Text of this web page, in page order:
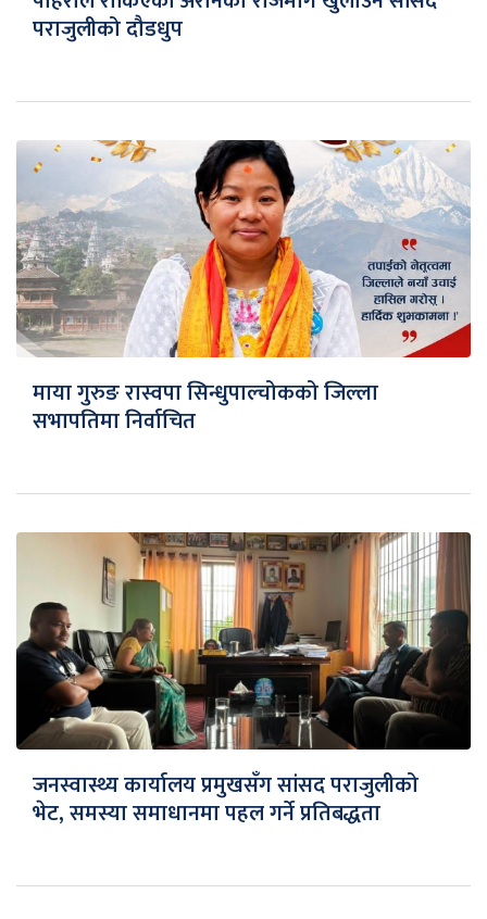
पराजुलीको दौडधुप
माया गुरुङ रास्वपा सिन्धुपाल्चोकको जिल्ला
सभापतिमा निर्वाचित
जनस्वास्थ्य कार्यालय प्रमुखसँग सांसद पराजुलीको
भेट, समस्या समाधानमा पहल गर्ने प्रतिबद्धता